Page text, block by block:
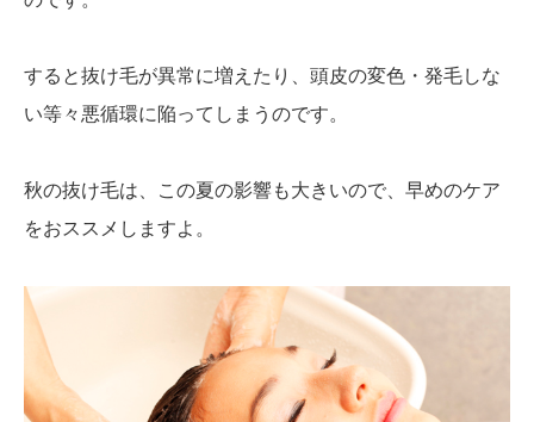
すると抜け毛が異常に増えたり、頭皮の変色・発毛しな
い等々悪循環に陥ってしまうのです。
秋の抜け毛は、この夏の影響も大きいので、早めのケア
をおススメしますよ。